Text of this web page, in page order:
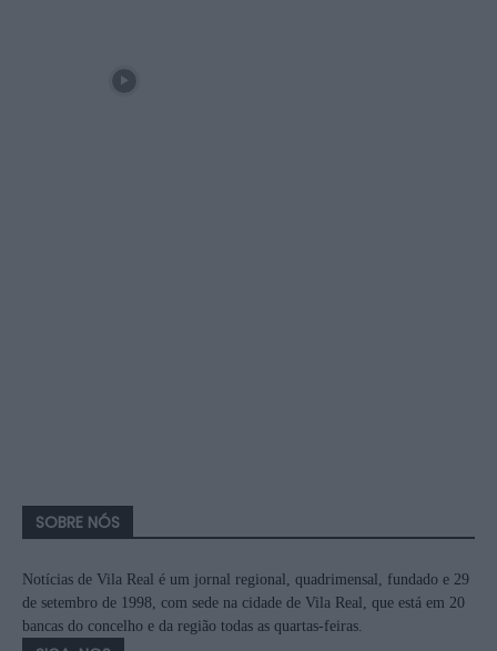
SOBRE NÓS
Notícias de Vila Real é um jornal regional, quadrimensal, fundado e 29
de setembro de 1998, com sede na cidade de Vila Real, que está em 20
bancas do concelho e da região todas as quartas-feiras.